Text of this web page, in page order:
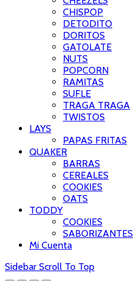
CHISPOP
DETODITO
DORITOS
GATOLATE
NUTS
POPCORN
RAMITAS
SUFLE
TRAGA TRAGA
TWISTOS
LAYS
PAPAS FRITAS
QUAKER
BARRAS
CEREALES
COOKIES
OATS
TODDY
COOKIES
SABORIZANTES
Mi Cuenta
Sidebar Scroll To Top